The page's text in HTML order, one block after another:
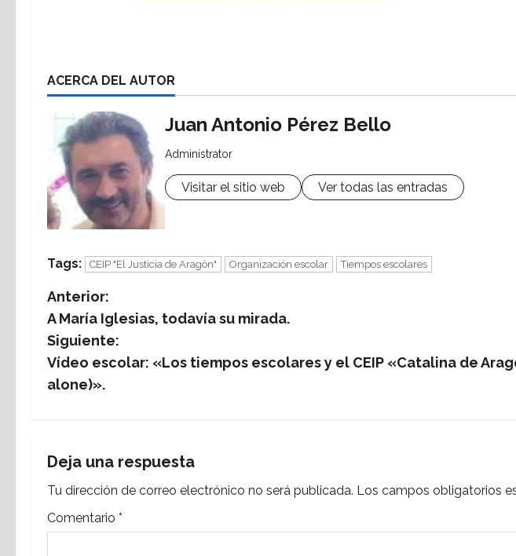
ACERCA DEL AUTOR
Juan Antonio Pérez Bello
Administrator
Visitar el sitio web Ver todas las entradas
Tags: CEIP "El Justicia de Aragón" Organización escolar Tiempos escolares
N
a
v
a
c
i
Anterior:
A María Iglesias, todavía su mirada.
Siguiente:
Vídeo escolar: «Los tiempos escolares y el CEIP «Catalina de
alone)».
Deja una respuesta
Tu dirección de correo electrónico no será publicada. Los campos obligatorios
Comentario *